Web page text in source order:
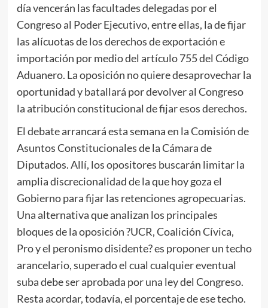
día vencerán las facultades delegadas por el
Congreso al Poder Ejecutivo, entre ellas, la de fijar
las alícuotas de los derechos de exportación e
importación por medio del artículo 755 del Código
Aduanero. La oposición no quiere desaprovechar la
oportunidad y batallará por devolver al Congreso
la atribución constitucional de fijar esos derechos.
El debate arrancará esta semana en la Comisión de
Asuntos Constitucionales de la Cámara de
Diputados. Allí, los opositores buscarán limitar la
amplia discrecionalidad de la que hoy goza el
Gobierno para fijar las retenciones agropecuarias.
Una alternativa que analizan los principales
bloques de la oposición ?UCR, Coalición Cívica,
Pro y el peronismo disidente? es proponer un techo
arancelario, superado el cual cualquier eventual
suba debe ser aprobada por una ley del Congreso.
Resta acordar, todavía, el porcentaje de ese techo.